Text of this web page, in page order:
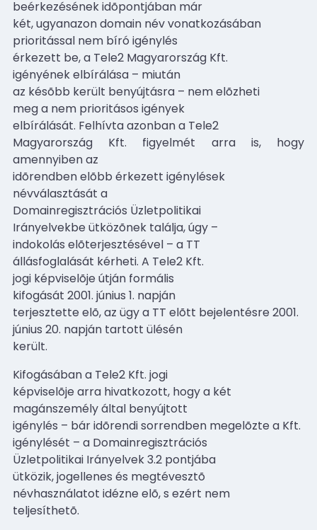
beérkezésének idõpontjában már
két, ugyanazon domain név vonatkozásában
prioritással nem bíró igénylés
érkezett be, a Tele2 Magyarország Kft.
igényének elbírálása – miután
az késõbb került benyújtásra – nem elõzheti
meg a nem prioritásos igények
elbírálását. Felhívta azonban a Tele2
Magyarország Kft. figyelmét arra is, hogy
amennyiben az
idõrendben elõbb érkezett igénylések
névválasztását a
Domainregisztrációs Üzletpolitikai
Irányelvekbe ütközõnek találja, úgy –
indokolás elõterjesztésével – a TT
állásfoglalását kérheti. A Tele2 Kft.
jogi képviselõje útján formális
kifogását 2001. június 1. napján
terjesztette elõ, az ügy a TT elõtt bejelentésre 2001.
június 20. napján tartott ülésén
került.
Kifogásában a Tele2 Kft. jogi
képviselõje arra hivatkozott, hogy a két
magánszemély által benyújtott
igénylés – bár idõrendi sorrendben megelõzte a Kft.
igénylését – a Domainregisztrációs
Üzletpolitikai Irányelvek 3.2 pontjába
ütközik, jogellenes és megtévesztõ
névhasználatot idézne elõ, s ezért nem
teljesíthetõ.